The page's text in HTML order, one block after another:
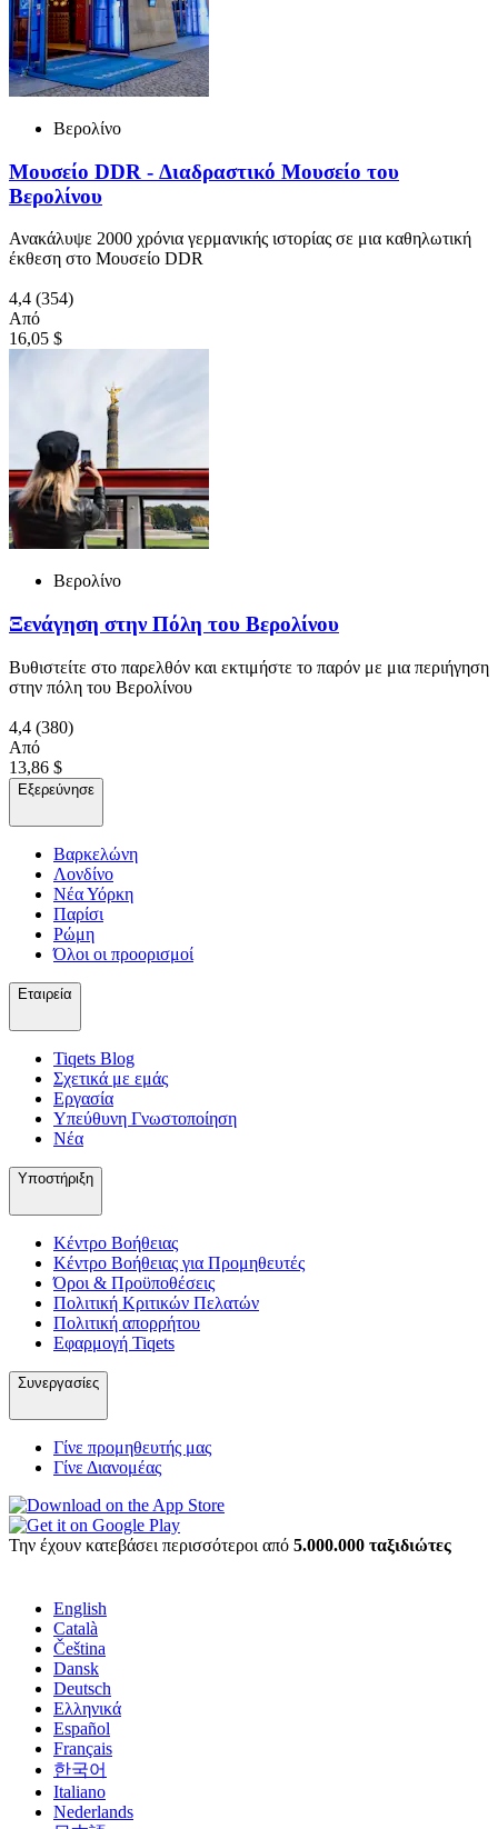
Βερολίνο
Μουσείο DDR - Διαδραστικό Μουσείο του
Βερολίνου
Ανακάλυψε 2000 χρόνια γερμανικής ιστορίας σε μια καθηλωτική
έκθεση στο Μουσείο DDR
4,4 (354)
Από
16,05 $
Βερολίνο
Ξενάγηση στην Πόλη του Βερολίνου
Βυθιστείτε στο παρελθόν και εκτιμήστε το παρόν με μια περιήγηση
στην πόλη του Βερολίνου
4,4 (380)
Από
13,86 $
Εξερεύνησε
Βαρκελώνη
Λονδίνο
Νέα Υόρκη
Παρίσι
Ρώμη
Όλοι οι προορισμοί
Εταιρεία
Tiqets Βlog
Σχετικά με εμάς
Εργασία
Υπεύθυνη Γνωστοποίηση
Νέα
Υποστήριξη
Κέντρο Βοήθειας
Κέντρο Βοήθειας για Προμηθευτές
Όροι & Προϋποθέσεις
Πολιτική Κριτικών Πελατών
Πολιτική απορρήτου
Εφαρμογή Tiqets
Συνεργασίες
Γίνε προμηθευτής μας
Γίνε Διανομέας
Την έχουν κατεβάσει περισσότεροι από 5.000.000 ταξιδιώτες
English
Català
Čeština
Dansk
Deutsch
Ελληνικά
Español
Français
한국어
Italiano
Nederlands